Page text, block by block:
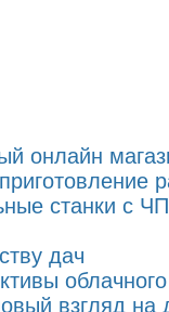
онлайн
станки с
дач
взгляд на